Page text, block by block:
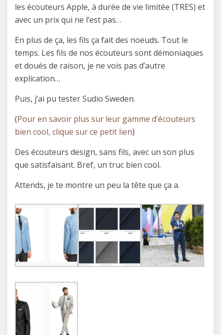
les écouteurs Apple, à durée de vie limitée (TRES) et
avec un prix qui ne l’est pas…
En plus de ça, les fils ça fait des noeuds. Tout le
temps. Les fils de nos écouteurs sont démoniaques
et doués de raison, je ne vois pas d’autre
explication…
Puis, j’ai pu tester Sudio Sweden.
(Pour en savoir plus sur leur gamme d’écouteurs
bien cool, clique sur ce petit lien)
Des écouteurs design, sans fils, avec un son plus
que satisfaisant. Bref, un truc bien cool.
Attends, je te montre un peu la tête que ça a.